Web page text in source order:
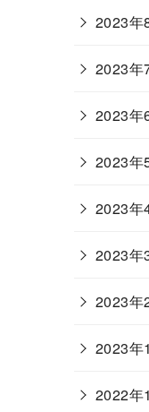
2023年
2023年
2023年
2023年
2023年
2023年
2023年
2023年
2022年